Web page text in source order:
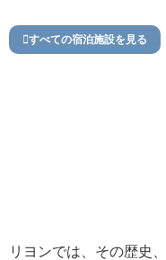
すべての宿泊施設を見る
リヨンでは、その歴史